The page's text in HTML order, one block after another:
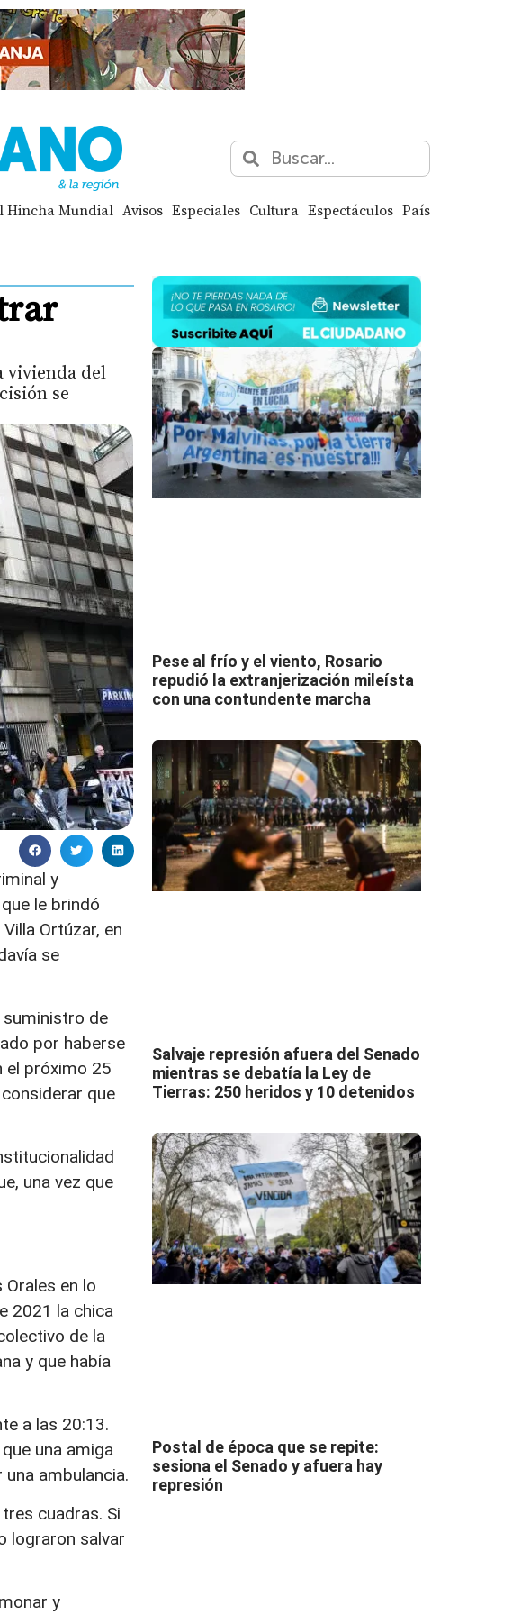
Hincha Mundial Avisos Especiales Cultura Espectáculos País
vivienda del
se
y
le brindó
Ortúzar, en
se
suministro de
por haberse
el próximo 25
que
una vez que
Orales en lo
2021 la chica
de la
y que había
a las 20:13.
una amiga
ambulancia.
cuadras. Si
lograron salvar
y
Pese al frío y el viento, Rosario
repudió la extranjerización mileísta
con una contundente marcha
Salvaje represión afuera del Senado
mientras se debatía la Ley de
Tierras: 250 heridos y 10 detenidos
Postal de época que se repite:
sesiona el Senado y afuera hay
represión